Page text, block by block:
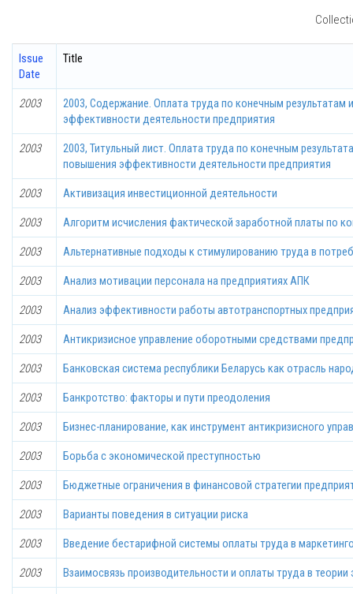
Issue
Date
Title
2003
2003, Содержание. Оплата труда по конечным
эффективности деятельности предприятия
2003
2003, Титульный лист. Оплата труда по конечным
повышения эффективности деятельности предприятия
2003 Активизация инвестиционной деятельности
2003 Алгоритм исчисления фактической заработной платы по
2003 Альтернативные подходы к стимулированию труда в
2003 Анализ мотивации персонала на предприятиях АПК
2003 Анализ эффективности работы автотранспортных
2003 Антикризисное управление оборотными средствами
2003 Банковская система республики Беларусь как отрасль
2003 Банкротство: факторы и пути преодоления
2003 Бизнес-планирование, как инструмент антикризисного
2003 Борьба с экономической преступностью
2003 Бюджетные ограничения в финансовой стратегии
2003 Варианты поведения в ситуации риска
2003 Введение бестарифной системы оплаты труда в
2003 Взаимосвязь производительности и оплаты труда в